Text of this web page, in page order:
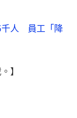
人　員工「降
】